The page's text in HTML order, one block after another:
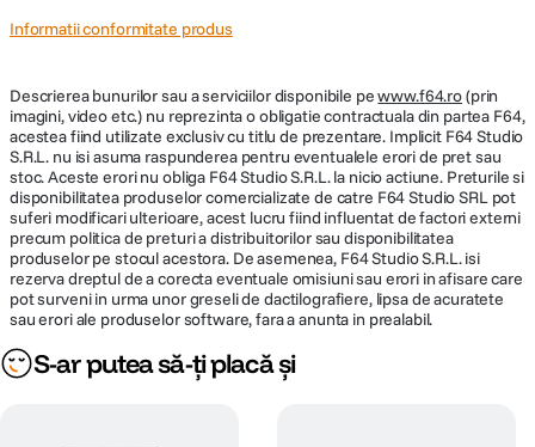
Informatii conformitate produs
Descrierea bunurilor sau a serviciilor disponibile pewww.f64.ro(prin
imagini, video etc.) nu reprezinta o obligatie contractuala din partea F64,
acestea fiind utilizate exclusiv cu titlu de prezentare. Implicit F64 Studio
S.R.L. nu isi asuma raspunderea pentru eventualele erori de pret sau
stoc. Aceste erori nu obliga F64 Studio S.R.L. la nicio actiune. Preturile si
disponibilitatea produselor comercializate de catre F64 Studio SRL pot
suferi modificari ulterioare, acest lucru fiind influentat de factori externi
precum politica de preturi a distribuitorilor sau disponibilitatea
produselor pe stocul acestora. De asemenea, F64 Studio S.R.L. isi
rezerva dreptul de a corecta eventuale omisiuni sau erori in afisare care
pot surveni in urma unor greseli de dactilografiere, lipsa de acuratete
sau erori ale produselor software, fara a anunta in prealabil.
S-ar putea să-ți placă și